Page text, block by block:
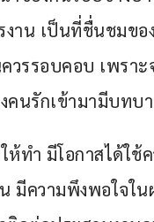
งาน เป็นที่ชื่นชมข
วรรอบคอบ เพรา
นรักเข้ามามีบทบ
ห้ทำ มีโอกาสได้ใ
มีความพึงพอใจใ